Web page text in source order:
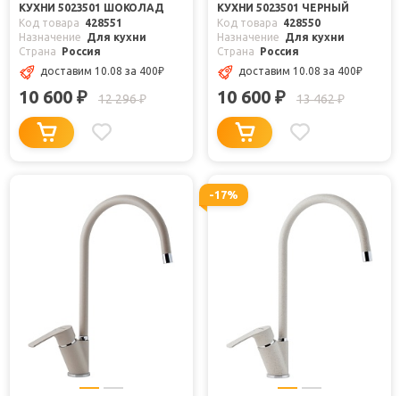
КУХНИ 5023501 ШОКОЛАД
Код товара
428551
Назначение
Для кухни
Страна
Россия
доставим 10.08 за 400₽
10 600 ₽ 12 296₽
КУХНИ 5023501 ЧЕРНЫЙ
Код товара
428550
Назначение
Для кухни
Страна
Россия
доставим 10.08 за 400₽
10 600 ₽ 13 462₽
-17%